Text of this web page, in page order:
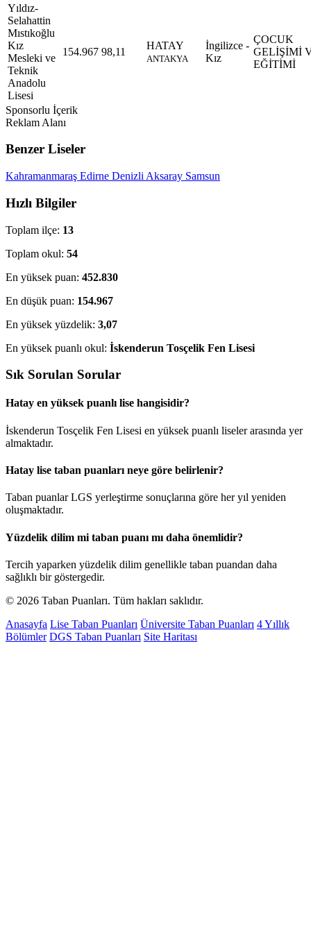
Yıldız-
Selahattin
Mıstıkoğlu
Kız
Mesleki ve
Teknik
Anadolu
Lisesi
154.967 98,11
HATAY
ANTAKYA
İngilizce -
Kız
ÇOCUK
GELİŞİMİ
EĞİTİMİ
Sponsorlu İçerik
Reklam Alanı
Benzer Liseler
Kahramanmaraş Edirne Denizli Aksaray Samsun
Hızlı Bilgiler
Toplam ilçe: 13
Toplam okul: 54
En yüksek puan: 452.830
En düşük puan: 154.967
En yüksek yüzdelik: 3,07
En yüksek puanlı okul: İskenderun Tosçelik Fen Lisesi
Sık Sorulan Sorular
Hatay en yüksek puanlı lise hangisidir?
İskenderun Tosçelik Fen Lisesi en yüksek puanlı liseler arasında yer
almaktadır.
Hatay lise taban puanları neye göre belirlenir?
Taban puanlar LGS yerleştirme sonuçlarına göre her yıl yeniden
oluşmaktadır.
Yüzdelik dilim mi taban puanı mı daha önemlidir?
Tercih yaparken yüzdelik dilim genellikle taban puandan daha
sağlıklı bir göstergedir.
© 2026 Taban Puanları. Tüm hakları saklıdır.
Anasayfa Lise Taban Puanları Üniversite Taban Puanları 4 Yıllık
Bölümler DGS Taban Puanları Site Haritası